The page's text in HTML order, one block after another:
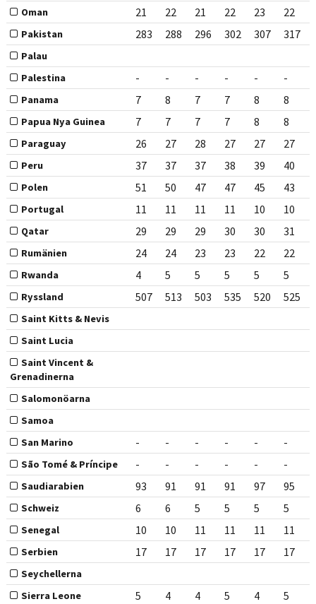
Oman 21 22 21 22 23 22
Pakistan 283 288 296 302 307 317
Palau
Palestina
- - - - - -
Panama 7 8 7 7 8 8
Papua Nya Guinea 7 7 7 7 8 8
Paraguay 26 27 28 27 27 27
Peru 37 37 37 38 39 40
Polen 51 50 47 47 45 43
Portugal 11 11 11 11 10 10
Qatar 29 29 29 30 30 31
Rumänien 24 24 23 23 22 22
Rwanda 4 5 5 5 5 5
Ryssland 507 513 503 535 520 525
Saint Kitts & Nevis
Saint Lucia
Saint Vincent &
Grenadinerna
Salomonöarna
Samoa
San Marino
- - - - - -
São Tomé & Príncipe - - - - - -
Saudiarabien 93 91 91 91 97 95
Schweiz 6 6 5 5 5 5
Senegal 10 10 11 11 11 11
Serbien 17 17 17 17 17 17
Seychellerna
Sierra Leone
5 4 4 5 4 5